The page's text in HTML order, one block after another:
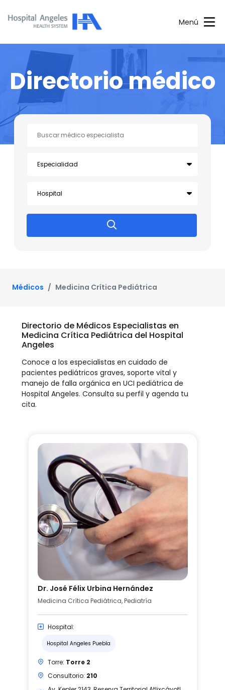
Menú
Directorio médico
Médicos Medicina Crítica Pediátrica
Directorio de Médicos Especialistas en
Medicina Crítica Pediátrica del Hospital
Angeles
Conoce a los especialistas en cuidado de
pacientes pediátricos graves, soporte vital y
manejo de falla orgánica en UCI pediátrica de
Hospital Angeles. Consulta su perfil y agenda tu
cita.
Dr. José Félix Urbina Hernández
Medicina Crítica Pediátrica, Pediatría
Hospital:
Hospital Angeles Puebla
Torre: Torre 2
Consultorio: 210